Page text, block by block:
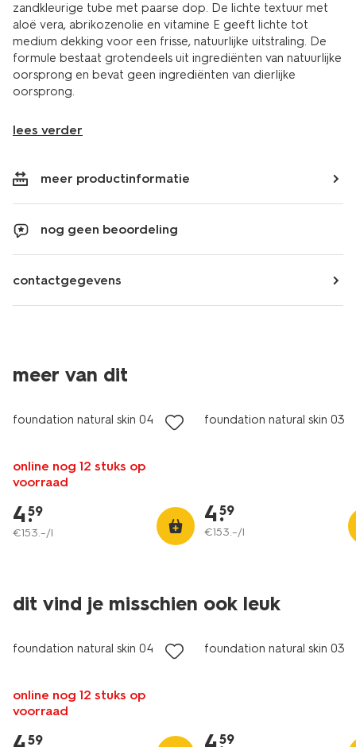
zandkleurige tube met paarse dop. De lichte textuur met
aloë vera, abrikozenolie en vitamine E geeft lichte tot
medium dekking voor een frisse, natuurlijke uitstraling. De
formule bestaat grotendeels uit ingrediënten van natuurlijke
oorsprong en bevat geen ingrediënten van dierlijke
oorsprong.
lees verder
meer productinformatie
nog geen beoordeling
contactgegevens
meer van dit
vegan
foundation natural skin 04
online nog 12 stuks op
voorraad
4.
59
€153.–/l
foundation natural skin 03
4.
59
€153.–/l
dit vind je misschien ook leuk
vegan
foundation natural skin 04
online nog 12 stuks op
voorraad
59
vegan
foundation natural skin 03
59